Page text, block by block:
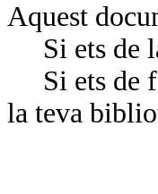
Aquest
Si ets de
Si ets de
la teva